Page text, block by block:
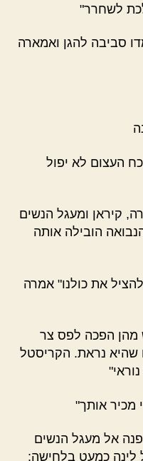
לשחרר"
סביבה להגן ואמארה
העצום לא יפול
קיראן ומעגל הנשים
הובילה אותה
את כולנו" אמרה
מהן הפכה לפס צר
שהיא נראת. הקריסטל
מכיר אותך"
אל מעגל הנשים
לינה כמעט בלחישה: